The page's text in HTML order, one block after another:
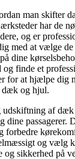
man skifter
har de
og er
med at vælge
dine
finde et
for at hjælpe dig
dæk og hjul.
udskiftning af
dine passagerer.
forbedre
og vælg
og sikkerhed på